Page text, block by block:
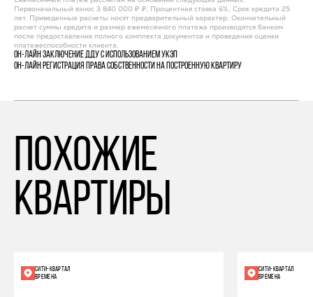
Первоначальный взнос 3 840 000 ₽ ₽, Процентная ставка 6%, Срок кредита 25
лет. Приведенные расчеты носят предварительный характер. Окончательный
расчет суммы кредита и размер ежемесячного платежа производятся банком
после предоставления полного комплекта документов и проведения оценки
платежеспособности клиента.
Он-лайн заключение ДДУ с использованием УКЭП
Он-лайн регистрация права собственности на построенную квартиру
похожие
квартиры
СИТИ-КВАРТАЛ
ВРЕМЕНА
СИТИ-КВАРТАЛ
ВРЕМЕНА